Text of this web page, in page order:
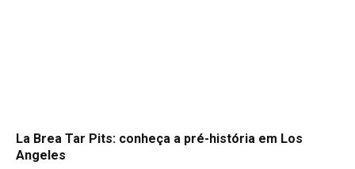
La Brea Tar Pits: conheça a pré-história em Los
Angeles